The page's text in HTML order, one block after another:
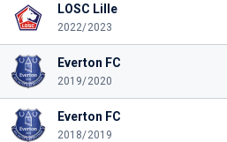
LOSC Lille
2022/2023
Everton FC
2019/2020
Everton FC
2018/2019